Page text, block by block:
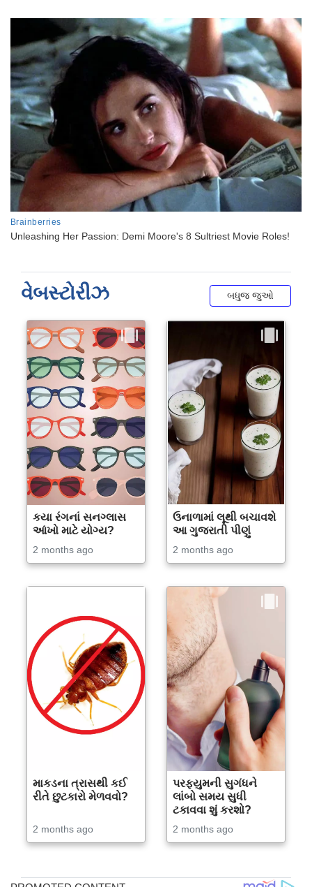
વેબસ્ટોરીઝ બધુજ જુઓ
કયા રંગનાં સનગ્લાસ
આંખો માટે યોગ્ય?
2 months ago
ઉનાળામાં લૂથી બચાવશે
આ ગુજરાતી પીણું
2 months ago
માકડના ત્રાસથી કઈ
રીતે છુટકારો મેળવવો?
2 months ago
પરફ્યુમની સુગંધને
લાંબો સમય સુધી
ટકાવવા શું કરશો?
2 months ago